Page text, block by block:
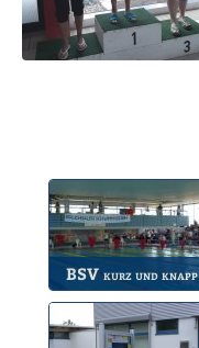
BSV kurz und knapp
Die wichtigsten Infos
zum BSV.